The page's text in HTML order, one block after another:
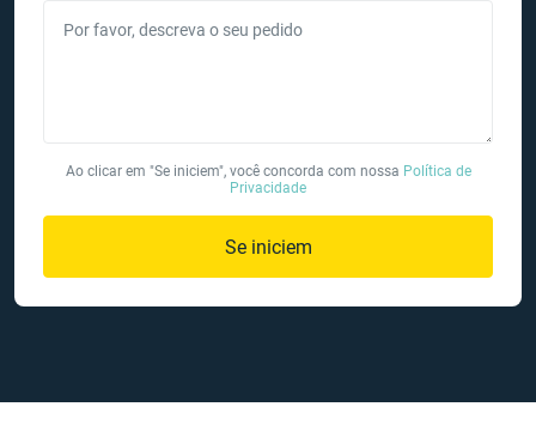
Por favor, descreva o seu pedido
Ao clicar em "Se iniciem", você concorda com nossa Política de
Privacidade
Se iniciem